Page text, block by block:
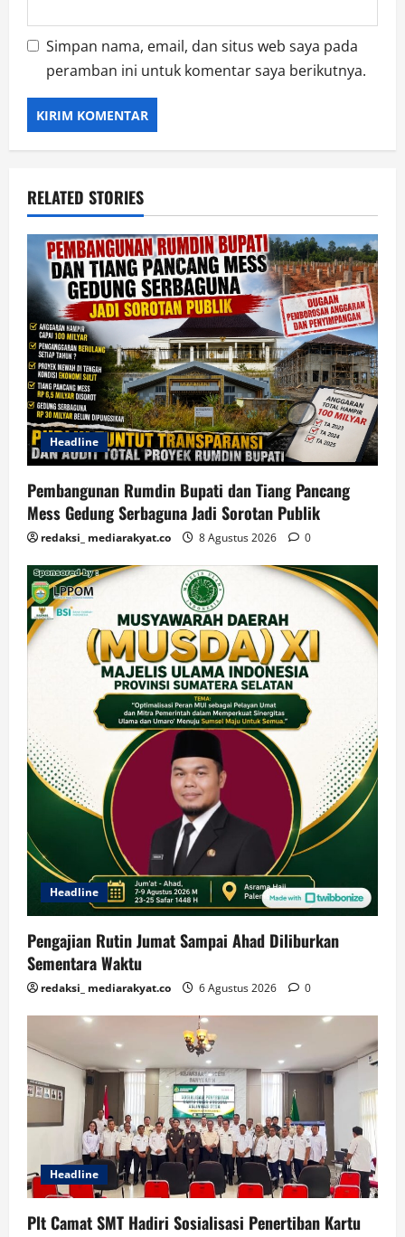
Simpan nama, email, dan situs web saya pada
peramban ini untuk komentar saya berikutnya.
RELATED STORIES
Headline
Pembangunan Rumdin Bupati dan Tiang Pancang
Mess Gedung Serbaguna Jadi Sorotan Publik
redaksi_ mediarakyat.co 8 Agustus 2026 0
Headline
Pengajian Rutin Jumat Sampai Ahad Diliburkan
Sementara Waktu
redaksi_ mediarakyat.co 6 Agustus 2026 0
Headline
Plt Camat SMT Hadiri Sosialisasi Penertiban Kartu